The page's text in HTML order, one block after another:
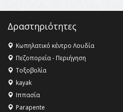
16:35 -Το πρόγραμμα του
16:27 - Όλυμπος: Εντάχθηκε
Κληρονομιάς της UNESCO –
Όλυμπος αναγνωρίστηκε ως
αγαθό εξέχουσας οικουμενικής
ανθρωπότητα
16:18 -
ΣΤΗΝ ΕΔΕΣΣΑ
Δραστηριότητες
Κωπηλατικό κέντρο Λουδία
Πεζοπορεία - Περιήγηση
Τοξοβολία
kayak
Ιππασία
Parapente